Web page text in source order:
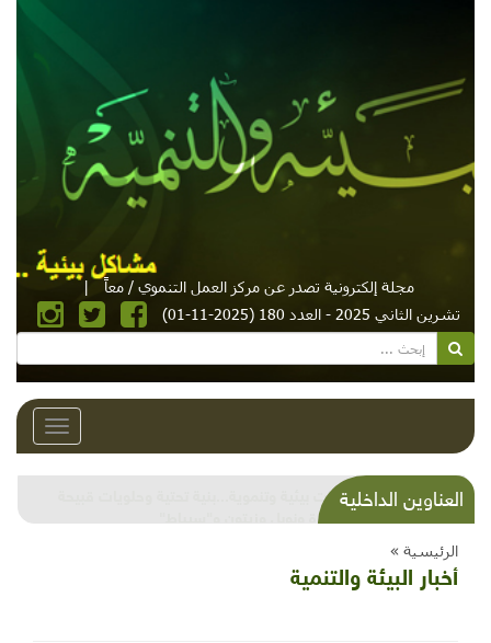
مجلة إلكترونية تصدر عن مركز العمل التنموي / معاً
|
تشرين الثاني 2025 - العدد 180 (2025-11-01)
Toggle
العناوين الداخليةشذرات بيئية وتنموية...بنية تحتية وحلويات قبيحة
وحاكورة ونوبل وزيتون و"سيباط"
الرئيسية »
أخبار البيئة والتنمية